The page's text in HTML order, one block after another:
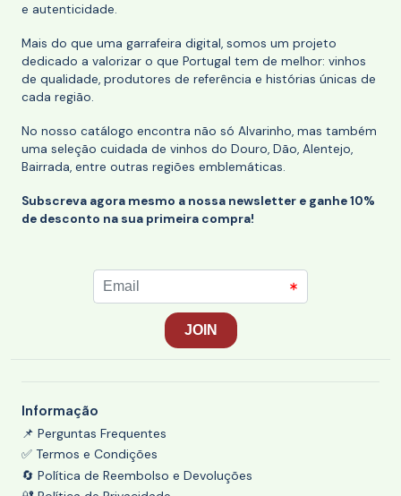
e autenticidade.
Mais do que uma garrafeira digital, somos um projeto
dedicado a valorizar o que Portugal tem de melhor: vinhos
de qualidade, produtores de referência e histórias únicas de
cada região.
No nosso catálogo encontra não só Alvarinho, mas também
uma seleção cuidada de vinhos do Douro, Dão, Alentejo,
Bairrada, entre outras regiões emblemáticas.
Subscreva agora mesmo a nossa newsletter e ganhe 10%
de desconto na sua primeira compra!
Informação
📌 Perguntas Frequentes
✅ Termos e Condições
🔄 Política de Reembolso e Devoluções